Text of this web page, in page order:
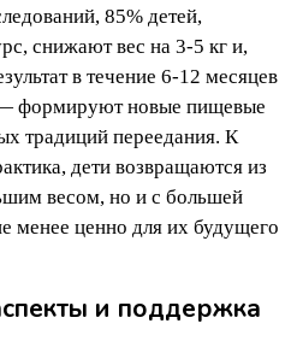
85% детей,
снижают вес на 3-5 кг и,
в течение 6-12 месяцев
формируют новые пищевые
традиций переедания. К
дети возвращаются из
весом, но и с большей
менее ценно для их будущего
и поддержка